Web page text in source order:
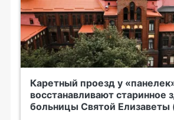
Каретный проезд у
восстанавливают старинное
больницы Святой Елизаветы